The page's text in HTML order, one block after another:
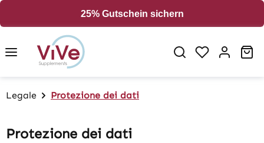
25% Gutschein sichern
Legale Protezione dei dati
Protezione dei dati